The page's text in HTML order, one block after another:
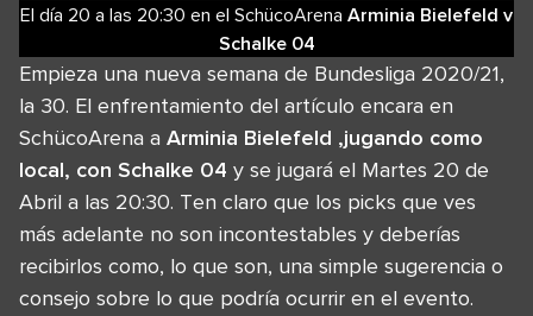
El día 20 a las 20:30 en el SchücoArena Arminia Bielefeld v
Schalke 04
Empieza una nueva semana de Bundesliga 2020/21,
la 30. El enfrentamiento del artículo encara en
SchücoArena a Arminia Bielefeld ,jugando como
local, con Schalke 04 y se jugará el Martes 20 de
Abril a las 20:30. Ten claro que los picks que ves
más adelante no son incontestables y deberías
recibirlos como, lo que son, una simple sugerencia o
consejo sobre lo que podría ocurrir en el evento.